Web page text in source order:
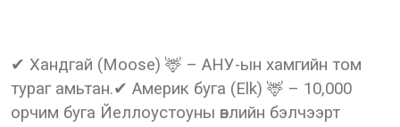
✔ Хандгай (Moose) 🦌 – АНУ-ын хамгийн том
тураг амьтан.✔ Америк буга (Elk) 🦌 – 10,000
орчим буга Йеллоустоуны өвлийн бэлчээрт